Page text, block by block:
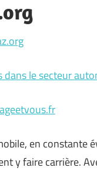
dans le secteur
en
y faire carrière.